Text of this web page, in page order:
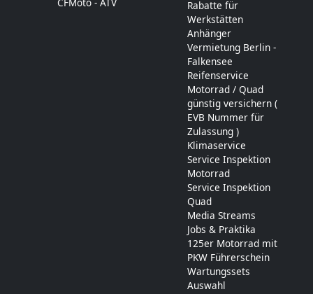
Rabatte für
Werkstätten
Anhänger
Vermietung Berlin -
Falkensee
Reifenservice
Motorrad / Quad
günstig versichern (
EVB Nummer für
Zulassung )
Klimaservice
Service Inspektion
Motorrad
Service Inspektion
Quad
Media Streams
Jobs & Praktika
125er Motorrad mit
PKW Führerschein
Wartungssets
Auswahl